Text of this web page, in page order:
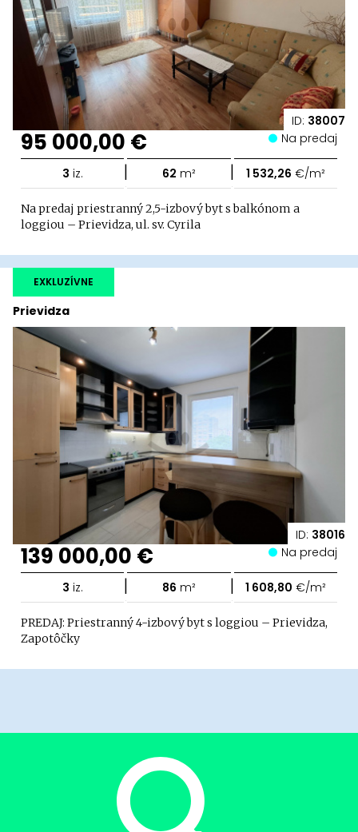
ID: 38007
95 000,00 € Na predaj
3 iz. | 62 m² | 1 532,26 €/m²
Na predaj priestranný 2,5-izbový byt s balkónom a
loggiou – Prievidza, ul. sv. Cyrila
ID: 38016
Prievidza
EXKLUZÍVNE
139 000,00 € Na predaj
3 iz. | 86 m² | 1 608,80 €/m²
PREDAJ: Priestranný 4-izbový byt s loggiou – Prievidza,
Zapotôčky